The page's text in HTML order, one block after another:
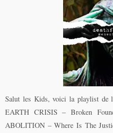
Salut les Kids, voici la playlist de
EARTH CRISIS – Broken
ABOLITION – Where Is The